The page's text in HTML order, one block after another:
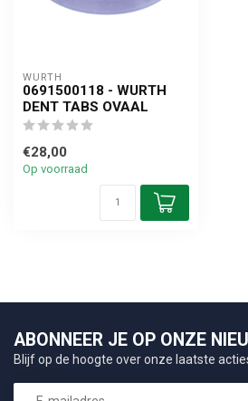
WURTH
0691500118 - WURTH
DENT TABS OVAAL
€28,00
Op voorraad
ABONNEER JE OP ONZE
Blijf op de hoogte over onze laatste